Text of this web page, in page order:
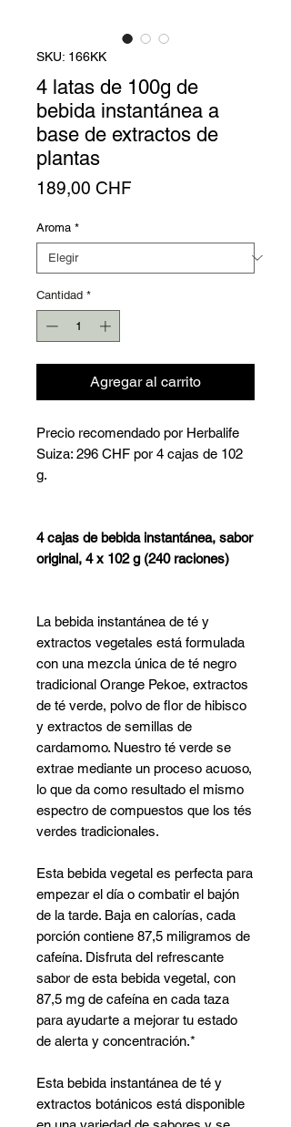
SKU: 166KK
4 latas de 100g de
bebida instantánea a
base de extractos de
plantas
189,00 CHF
Aroma *
Cantidad *
Agregar al carrito
Precio recomendado por Herbalife
Suiza: 296 CHF por 4 cajas de 102
g.
4 cajas de bebida instantánea, sabor
original, 4 x 102 g (240 raciones)
La bebida instantánea de té y
extractos vegetales está formulada
con una mezcla única de té negro
tradicional Orange Pekoe, extractos
de té verde, polvo de flor de hibisco
y extractos de semillas de
cardamomo. Nuestro té verde se
extrae mediante un proceso acuoso,
lo que da como resultado el mismo
espectro de compuestos que los tés
verdes tradicionales.
Esta bebida vegetal es perfecta para
empezar el día o combatir el bajón
de la tarde. Baja en calorías, cada
porción contiene 87,5 miligramos de
cafeína. Disfruta del refrescante
sabor de esta bebida vegetal, con
87,5 mg de cafeína en cada taza
para ayudarte a mejorar tu estado
de alerta y concentración.*
Esta bebida instantánea de té y
extractos botánicos está disponible